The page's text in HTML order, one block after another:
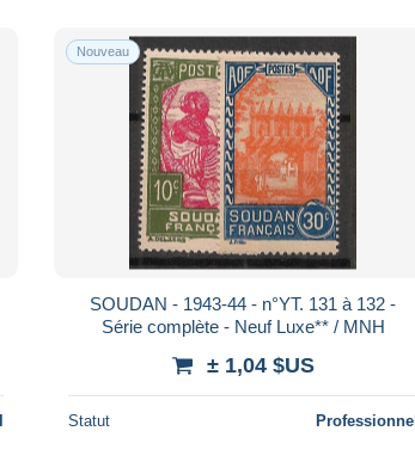
Nouveau
SOUDAN - 1943-44 - n°YT. 131 à 132 -
Série complète - Neuf Luxe** / MNH
± 1,04 $US
Statut Professionnel